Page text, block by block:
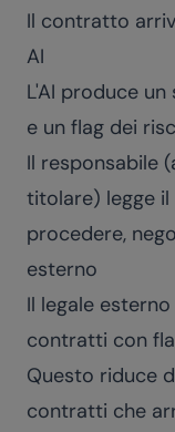
Il contratto
AI
L'AI produce
e un flag dei
Il responsabile
titolare) legge
procedere,
esterno
Il legale
contratti con
Questo riduce
contratti che